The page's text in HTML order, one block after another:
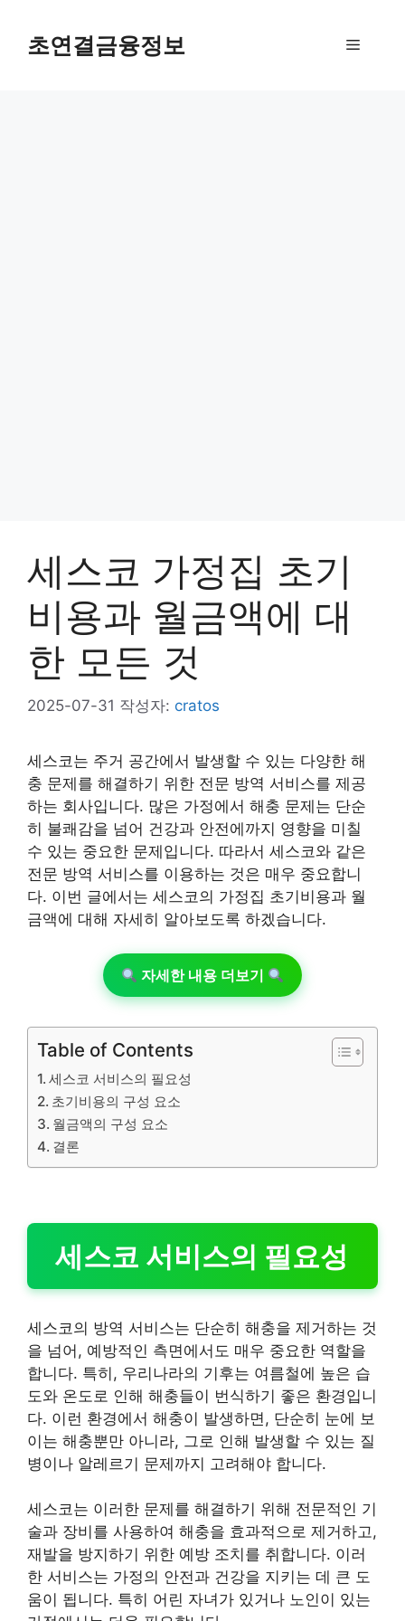
초연결금융정보 메
세스코 가정집 초기
비용과 월금액에 대
한 모든 것
2025-07-31 작성자: cratos
세스코는 주거 공간에서 발생할 수 있는 다양한 해
충 문제를 해결하기 위한 전문 방역 서비스를 제공
하는 회사입니다. 많은 가정에서 해충 문제는 단순
히 불쾌감을 넘어 건강과 안전에까지 영향을 미칠
수 있는 중요한 문제입니다. 따라서 세스코와 같은
전문 방역 서비스를 이용하는 것은 매우 중요합니
다. 이번 글에서는 세스코의 가정집 초기비용과 월
금액에 대해 자세히 알아보도록 하겠습니다.
자세한 내용 더보기
Table of Contents
세스코 서비스의 필요성
초기비용의 구성 요소
월금액의 구성 요소
결론
세스코 서비스의 필요성
세스코의 방역 서비스는 단순히 해충을 제거하는 것
을 넘어, 예방적인 측면에서도 매우 중요한 역할을
합니다. 특히, 우리나라의 기후는 여름철에 높은 습
도와 온도로 인해 해충들이 번식하기 좋은 환경입니
다. 이런 환경에서 해충이 발생하면, 단순히 눈에 보
이는 해충뿐만 아니라, 그로 인해 발생할 수 있는 질
병이나 알레르기 문제까지 고려해야 합니다.
세스코는 이러한 문제를 해결하기 위해 전문적인 기
술과 장비를 사용하여 해충을 효과적으로 제거하고,
재발을 방지하기 위한 예방 조치를 취합니다. 이러
한 서비스는 가정의 안전과 건강을 지키는 데 큰 도
움이 됩니다. 특히 어린 자녀가 있거나 노인이 있는